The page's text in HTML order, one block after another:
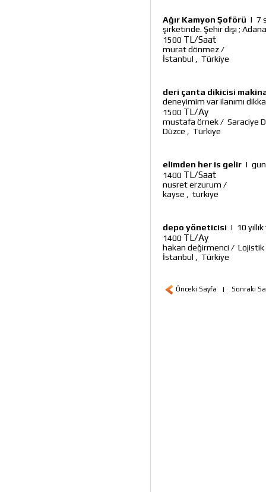
Ağır Kamyon Şoförü | 7
şirketinde. Şehir dışı ;
1500 TL/Saat
murat dönmez/
İstanbul
Türkiye
deri çanta dikicisi
deneyimim var ilanımı
1500 TL/Ay
mustafa örnek/ Saraciye
Düzce
Türkiye
elimden her is gelir |
1400 TL/Saat
nusret erzurum /
kayse
turkiye
depo yöneticisi | 10
1400 TL/Ay
hakan değirmenci / Lojistik
İstanbul
Türkiye
Önceki Sayfa | Sonraki